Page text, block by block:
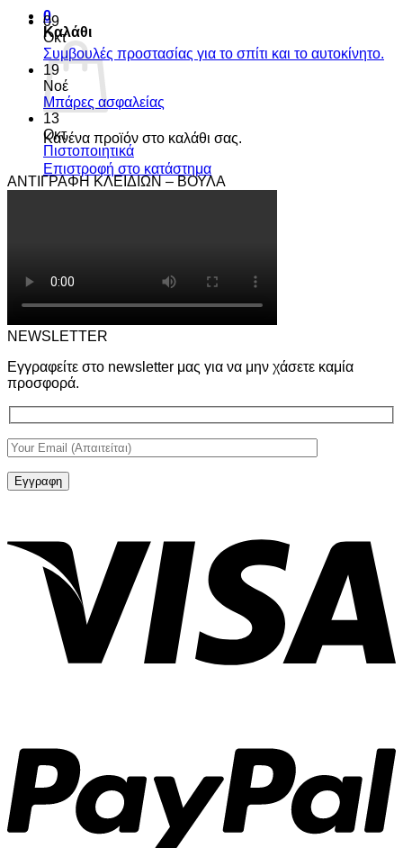
0
Καλάθι
Κανένα προϊόν στο καλάθι σας.
Επιστροφή στο κατάστημα
09
Οκτ
Συμβουλές προστασίας για το σπίτι και το αυτοκίνητο.
19
Νοέ
Μπάρες ασφαλείας
13
Οκτ
Πιστοποιητικά
ΑΝΤΙΓΡΑΦΗ ΚΛΕΙΔΙΩΝ – ΒΟΥΛΑ
NEWSLETTER
Εγγραφείτε στο newsletter μας για να μην χάσετε καμία
προσφορά.